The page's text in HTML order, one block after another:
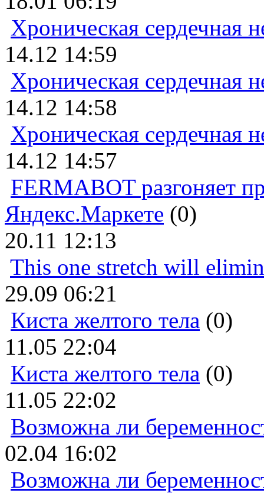
Хроническая сердечная
14.12 14:59
Хроническая сердечная
14.12 14:58
Хроническая сердечная
14.12 14:57
FERMABOT разгоняет
Яндекс.Маркете (0)
20.11 12:13
This one stretch will
29.09 06:21
Киста желтого тела (0)
11.05 22:04
Киста желтого тела (0)
11.05 22:02
Возможна ли
02.04 16:02
Возможна ли